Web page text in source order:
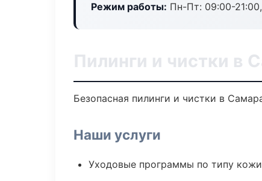
Режим работы: Пн-Пт: 09:00-
Пилинги и чистки в
Безопасная пилинги и чистки в
Наши услуги
Уходовые программы по типу кожи